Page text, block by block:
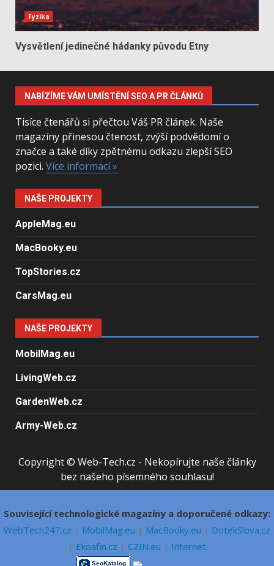
Fyzika
Vysvětlení jedinečné hádanky původu Etny
NABÍZÍME VÁM UMÍSTĚNÍ SEO A PR ČLÁNKŮ
Tisíce čtenářů si přečtou Váš PR článek. Naše
magazíny přinesou čtenost, zvýší podvědomí o
značce a také díky zpětnému odkazu zlepší SEO
pozici. Více informací »
NAŠE PROJEKTY
AppleMag.eu
MacBooky.eu
TopStories.cz
CarsMag.eu
NAŠE PROJEKTY
MobilMag.eu
LivingWeb.cz
GardenWeb.cz
Army-Web.cz
Copyright © Web-Tech.cz - Nekopírujte naše články
bez našeho písemného souhlasu!
Související technologické magazíny a doporučené odkazy:
WebTech247.cz | MobilMag.eu | MacBooky.eu | DotekSlova.cz
| Ekoafin.cz | CZIN.eu | Internet